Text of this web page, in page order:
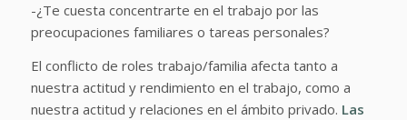
-¿Te cuesta concentrarte en el trabajo por las
preocupaciones familiares o tareas personales?
El conflicto de roles trabajo/familia afecta tanto a
nuestra actitud y rendimiento en el trabajo, como a
nuestra actitud y relaciones en el ámbito privado. Las